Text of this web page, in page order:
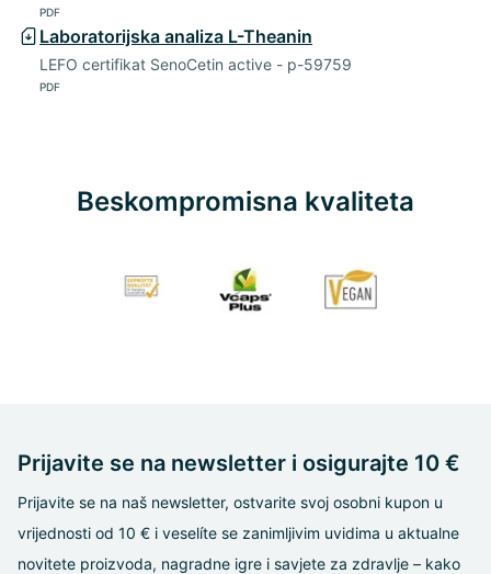
PDF
Laboratorijska analiza L-Theanin
LEFO certifikat SenoCetin active - p-59759
PDF
Beskompromisna kvaliteta
Prijavite se na newsletter i osigurajte 10 €
Prijavite se na naš newsletter, ostvarite svoj osobni kupon u
vrijednosti od 10 € i veselíte se zanimljivim uvidima u aktualne
novitete proizvoda, nagradne igre i savjete za zdravlje – kako